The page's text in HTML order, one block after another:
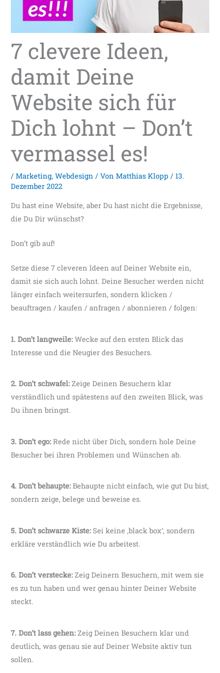
7 clevere Ideen,
damit Deine
Website sich für
Dich lohnt – Don’t
vermassel es!
/Marketing,Webdesign / VonMatthias Klopp/13.
Dezember 2022
Du hast eine Website, aber Du hast nicht die Ergebnisse,
die Du Dir wünschst?
Don’t gib auf!
Setze diese 7 cleveren Ideen auf Deiner Website ein,
damit sie sich auch lohnt. Deine Besucher werden nicht
länger einfach weitersurfen, sondern klicken /
beauftragen / kaufen / anfragen / abonnieren / folgen:
1. Don’t langweile: Wecke auf den ersten Blick das
Interesse und die Neugier des Besuchers.
2. Don’t schwafel: Zeige Deinen Besuchern klar
verständlich und spätestens auf den zweiten Blick, was
Du ihnen bringst.
3. Don’t ego:Rede nicht über Dich, sondern hole Deine
Besucher bei ihren Problemen und Wünschen ab.
4. Don’t behaupte: Behaupte nicht einfach, wie gut Du bist,
sondern zeige, belege und beweise es.
5. Don’t schwarze Kiste: Sei keine ‚black box‘, sondern
erkläre verständlich wie Du arbeitest.
6. Don’t verstecke: Zeig Deinern Besuchern, mit wem sie
es zu tun haben und wer genau hinter Deiner Website
steckt.
7. Don’t lass gehen: Zeig Deinen Besuchern klar und
deutlich, was genau sie auf Deiner Website aktiv tun
sollen.